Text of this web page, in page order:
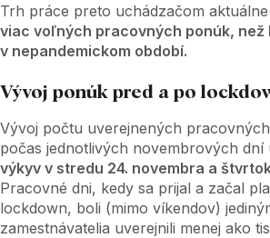
Trh práce preto uchádzačom
viac voľných pracovných ponúk, než
v nepandemickom období.
Vývoj ponúk pred a po
Vývoj počtu uverejnených
počas jednotlivých novembrových dní
výkyv v stredu 24. novembra a
Pracovné dni, kedy sa prijal a začal
lockdown, boli (mimo víkendov)
zamestnávatelia uverejnili menej ako